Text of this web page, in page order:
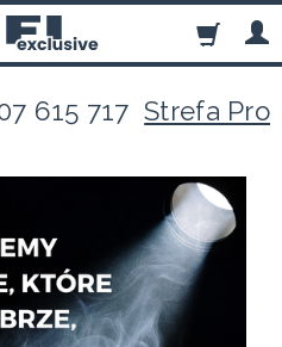
615 717Strefa Pro